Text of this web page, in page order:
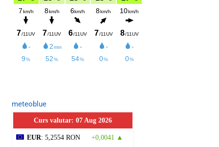
meteoblue
Curs valutar: 07 Aug 2026
EUR: 5,2554 RON
+0,0041 ▲